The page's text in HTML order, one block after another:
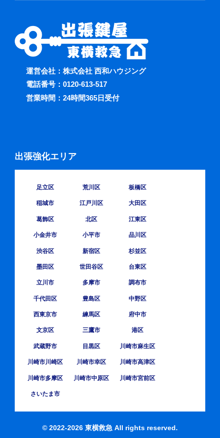
運営会社：株式会社 西和ハウジング
電話番号： 0120-613-517
営業時間：24時間365日受付
出張強化エリア
足立区 荒川区 板橋区
稲城市 江戸川区 大田区
葛飾区 北区 江東区
小金井市 小平市 品川区
渋谷区 新宿区 杉並区
墨田区 世田谷区 台東区
立川市 多摩市 調布市
千代田区 豊島区 中野区
西東京市 練馬区 府中市
文京区 三鷹市 港区
武蔵野市 目黒区 川崎市麻生区
川崎市川崎区 川崎市幸区 川崎市高津区
川崎市多摩区 川崎市中原区 川崎市宮前区
さいたま市
© 2022-2026 東横救急 All rights reserved.